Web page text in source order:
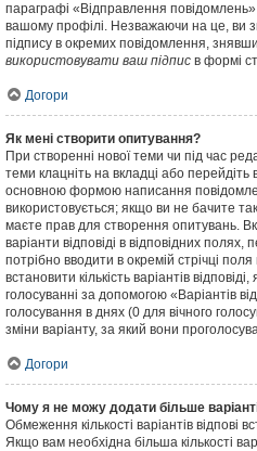
параграфі «Відправлення
вашому профілі. Незважаючи на це, ви
підпису в окремих повідомлення,
використовувати ваш підпис в формі
Догори
Як мені створити опитування?
При створенні нової теми чи під час
теми клацніть на вкладці або
основною формою написання
використовується; якщо ви не бачите
маєте прав для створення опитувань.
варіанти відповіді в відповідних
потрібно вводити в окремій стрічці
встановити кількість варіантів
голосуванні за допомогою «Варіантів
голосування в днях (0 для вічного
зміни варіанту, за який вони
Догори
Чому я не можу додати більше
Обмеження кількості варіантів відпові
Якщо вам необхідна більша кількості